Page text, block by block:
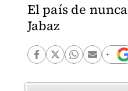
El país de nunca
Jabaz